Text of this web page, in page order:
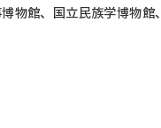
物館、国立民族学博物館、